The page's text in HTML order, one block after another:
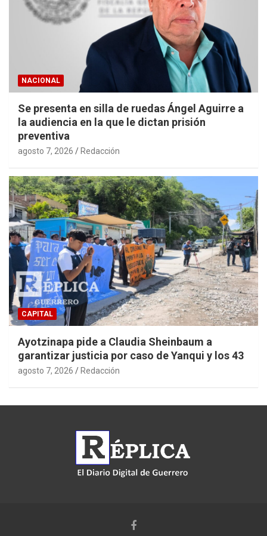
NACIONAL
Se presenta en silla de ruedas Ángel Aguirre a
la audiencia en la que le dictan prisión
preventiva
agosto 7, 2026 Redacción
CAPITAL
Ayotzinapa pide a Claudia Sheinbaum a
garantizar justicia por caso de Yanqui y los 43
agosto 7, 2026 Redacción